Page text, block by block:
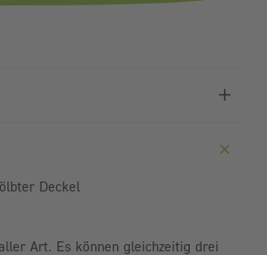
Deckel
Art. Es können gleichzeitig drei